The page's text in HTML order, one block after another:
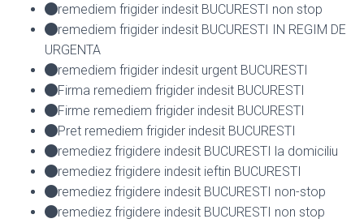
remediem frigider indesit BUCURESTI non stop
remediem frigider indesit BUCURESTI IN REGIM DE
URGENTA
remediem frigider indesit urgent BUCURESTI
Firma remediem frigider indesit BUCURESTI
Firme remediem frigider indesit BUCURESTI
Pret remediem frigider indesit BUCURESTI
remediez frigidere indesit BUCURESTI la domiciliu
remediez frigidere indesit ieftin BUCURESTI
remediez frigidere indesit BUCURESTI non-stop
remediez frigidere indesit BUCURESTI non stop